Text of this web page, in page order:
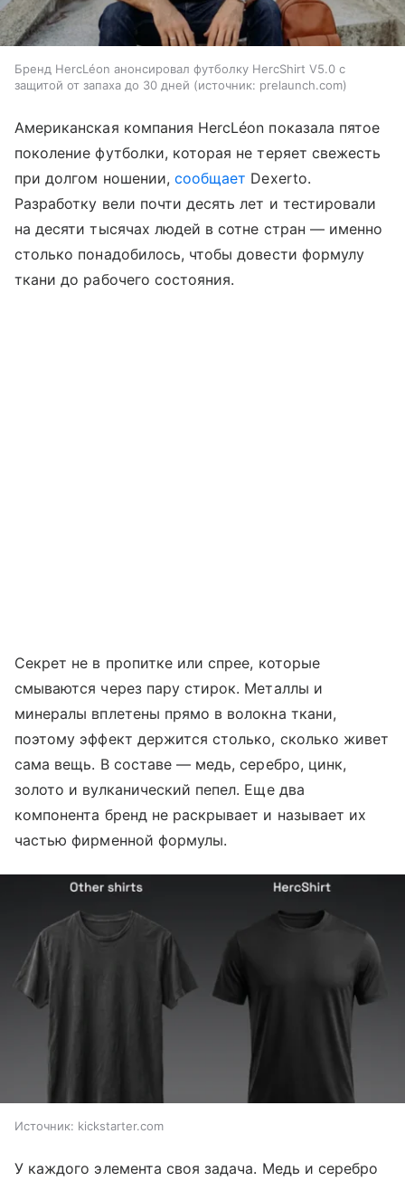
Бренд HercLéon анонсировал футболку HercShirt V5.0 с
защитой от запаха до 30 дней
источник: prelaunch.com
Американская компания HercLéon показала пятое
поколение футболки, которая не теряет свежесть
при долгом ношении, сообщает Dexerto.
Разработку вели почти десять лет и тестировали
на десяти тысячах людей в сотне стран — именно
столько понадобилось, чтобы довести формулу
ткани до рабочего состояния.
Секрет не в пропитке или спрее, которые
смываются через пару стирок. Металлы и
минералы вплетены прямо в волокна ткани,
поэтому эффект держится столько, сколько живет
сама вещь. В составе — медь, серебро, цинк,
золото и вулканический пепел. Еще два
компонента бренд не раскрывает и называет их
частью фирменной формулы.
Источник: kickstarter.com
У каждого элемента своя задача. Медь и серебро